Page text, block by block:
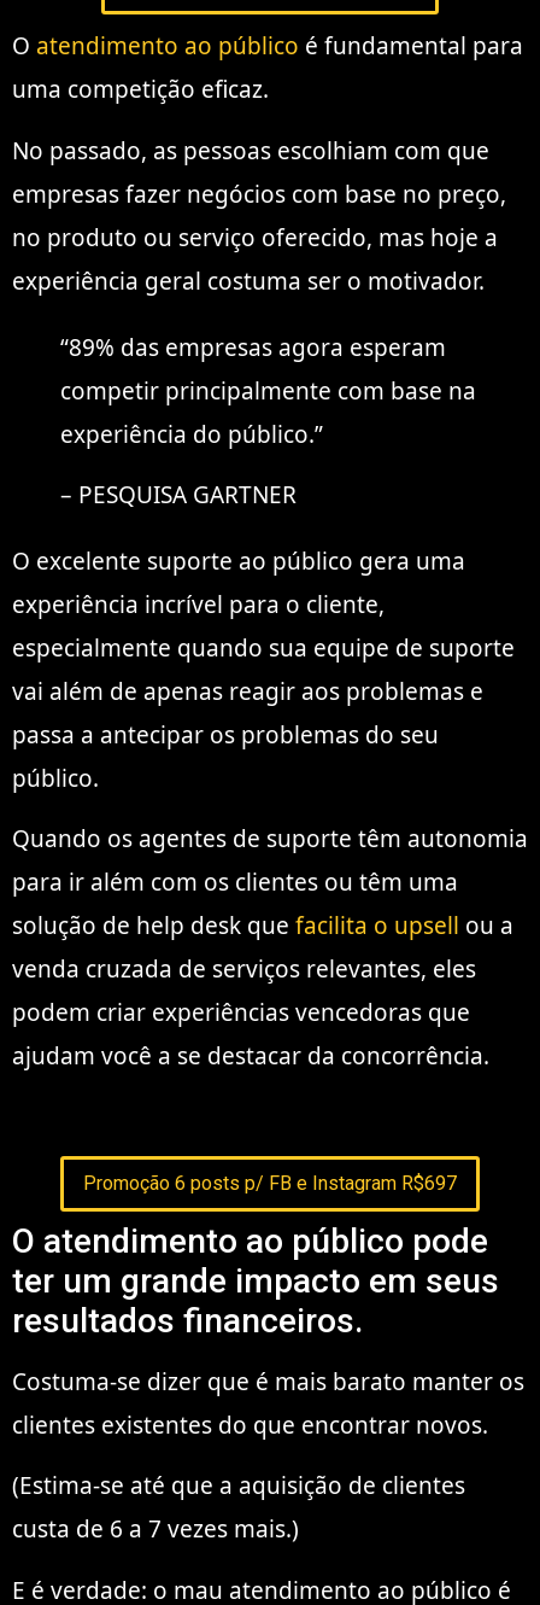
O atendimento ao público é fundamental para
uma competição eficaz.
No passado, as pessoas escolhiam com que
empresas fazer negócios com base no preço,
no produto ou serviço oferecido, mas hoje a
experiência geral costuma ser o motivador.
“89% das empresas agora esperam
competir principalmente com base na
experiência do público.”
– PESQUISA GARTNER
O excelente suporte ao público gera uma
experiência incrível para o cliente,
especialmente quando sua equipe de suporte
vai além de apenas reagir aos problemas e
passa a antecipar os problemas do seu
público.
Quando os agentes de suporte têm autonomia
para ir além com os clientes ou têm uma
solução de help desk que facilita o upsell ou a
venda cruzada de serviços relevantes, eles
podem criar experiências vencedoras que
ajudam você a se destacar da concorrência.
Promoção 6 posts p/ FB e Instagram R$697
O atendimento ao público pode
ter um grande impacto em seus
resultados financeiros.
Costuma-se dizer que é mais barato manter os
clientes existentes do que encontrar novos.
(Estima-se até que a aquisição de clientes
custa de 6 a 7 vezes mais.)
E é verdade: o mau atendimento ao público é